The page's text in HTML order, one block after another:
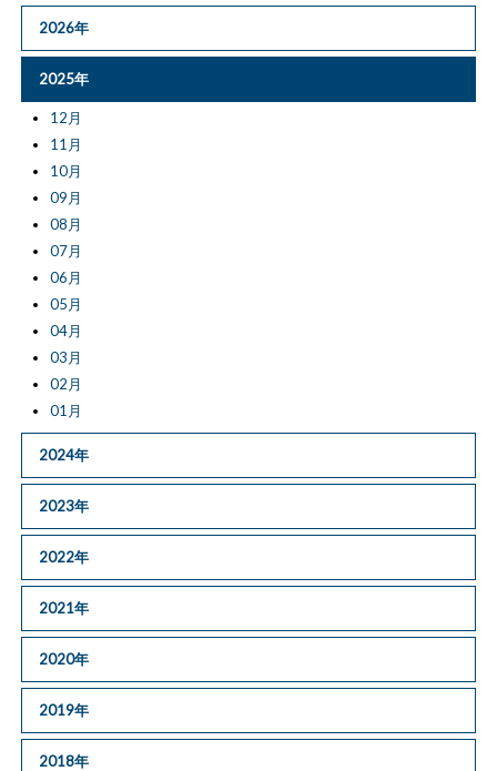
2026年
2025年
12月
11月
10月
09月
08月
07月
06月
05月
04月
03月
02月
01月
2024年
2023年
2022年
2021年
2020年
2019年
2018年